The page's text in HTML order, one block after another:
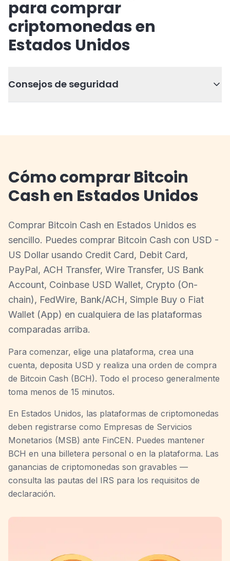
para comprar
criptomonedas en
Estados Unidos
Consejos de seguridad
Cómo comprar Bitcoin
Cash en Estados Unidos
Comprar Bitcoin Cash en Estados Unidos es
sencillo. Puedes comprar Bitcoin Cash con USD -
US Dollar usando Credit Card, Debit Card,
PayPal, ACH Transfer, Wire Transfer, US Bank
Account, Coinbase USD Wallet, Crypto (On-
chain), FedWire, Bank/ACH, Simple Buy o Fiat
Wallet (App) en cualquiera de las plataformas
comparadas arriba.
Para comenzar, elige una plataforma, crea una
cuenta, deposita USD y realiza una orden de compra
de Bitcoin Cash (BCH). Todo el proceso generalmente
toma menos de 15 minutos.
En Estados Unidos, las plataformas de criptomonedas
deben registrarse como Empresas de Servicios
Monetarios (MSB) ante FinCEN. Puedes mantener
BCH en una billetera personal o en la plataforma. Las
ganancias de criptomonedas son gravables —
consulta las pautas del IRS para los requisitos de
declaración.